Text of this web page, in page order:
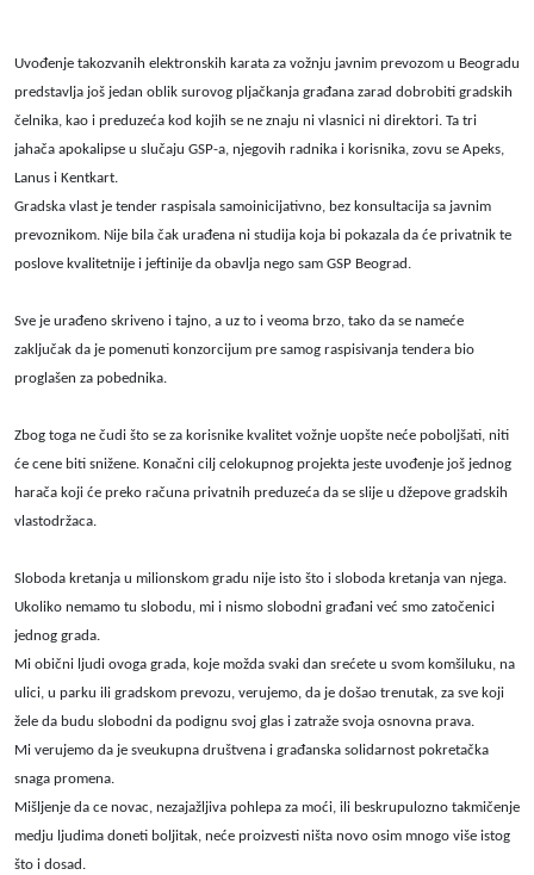
Uvođenje takozvanih elektronskih karata za vožnju javnim prevozom u Beogradu
predstavlja još jedan oblik surovog pljačkanja građana zarad dobrobiti gradskih
čelnika, kao i preduzeća kod kojih se ne znaju ni vlasnici ni direktori. Ta tri
jahača apokalipse u slučaju GSP-a, njegovih radnika i korisnika, zovu se Apeks,
Lanus i Kentkart.
Gradska vlast je tender raspisala samoinicijativno, bez konsultacija sa javnim
prevoznikom. Nije bila čak urađena ni studija koja bi pokazala da će privatnik te
poslove kvalitetnije i jeftinije da obavlja nego sam GSP Beograd.
Sve je urađeno skriveno i tajno, a uz to i veoma brzo, tako da se nameće
zaključak da je pomenuti konzorcijum pre samog raspisivanja tendera bio
proglašen za pobednika.
Zbog toga ne čudi što se za korisnike kvalitet vožnje uopšte neće poboljšati, niti
će cene biti snižene. Konačni cilj celokupnog projekta jeste uvođenje još jednog
harača koji će preko računa privatnih preduzeća da se slije u džepove gradskih
vlastodržaca.
Sloboda kretanja u milionskom gradu nije isto što i sloboda kretanja van njega.
Ukoliko nemamo tu slobodu, mi i nismo slobodni građani već smo zatočenici
jednog grada.
Mi obični ljudi ovoga grada, koje možda svaki dan srećete u svom komšiluku, na
ulici, u parku ili gradskom prevozu, verujemo, da je došao trenutak, za sve koji
žele da budu slobodni da podignu svoj glas i zatraže svoja osnovna prava.
Mi verujemo da je sveukupna društvena i građanska solidarnost pokretačka
snaga promena.
Mišljenje da ce novac, nezajažljiva pohlepa za moći, ili beskrupulozno takmičenje
medju ljudima doneti boljitak, neće proizvesti ništa novo osim mnogo više istog
što i dosad.